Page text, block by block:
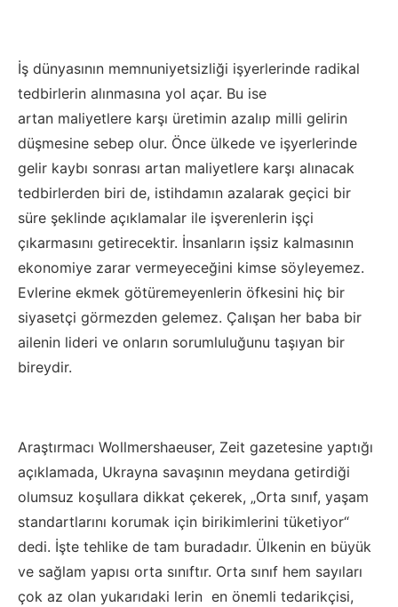
İş dünyasının memnuniyetsizliği işyerlerinde radikal
tedbirlerin alınmasına yol açar. Bu ise
artan maliyetlere karşı üretimin azalıp milli gelirin
düşmesine sebep olur. Önce ülkede ve işyerlerinde
gelir kaybı sonrası artan maliyetlere karşı alınacak
tedbirlerden biri de, istihdamın azalarak geçici bir
süre şeklinde açıklamalar ile işverenlerin işçi
çıkarmasını getirecektir. İnsanların işsiz kalmasının
ekonomiye zarar vermeyeceğini kimse söyleyemez.
Evlerine ekmek götüremeyenlerin öfkesini hiç bir
siyasetçi görmezden gelemez. Çalışan her baba bir
ailenin lideri ve onların sorumluluğunu taşıyan bir
bireydir.
Araştırmacı Wollmershaeuser, Zeit gazetesine yaptığı
açıklamada, Ukrayna savaşının meydana getirdiği
olumsuz koşullara dikkat çekerek, „Orta sınıf, yaşam
standartlarını korumak için birikimlerini tüketiyor“
dedi. İşte tehlike de tam buradadır. Ülkenin en büyük
ve sağlam yapısı orta sınıftır. Orta sınıf hem sayıları
çok az olan yukarıdaki lerin en önemli tedarikçisi,